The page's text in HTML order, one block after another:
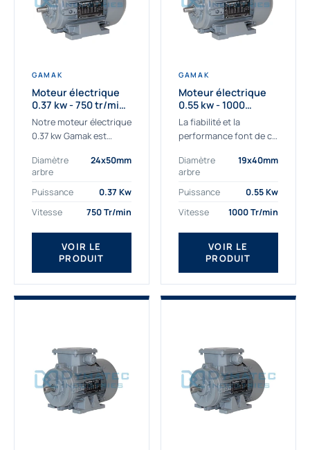
GAMAK
Moteur électrique
0.37 kw - 750 tr/min -
230/400V - IE3
Notre moteur électrique
0.37 kw Gamak est
aux applications
sévères. Nous
déterminons,
fournissons
des moteurs
asynchrones depuis de
nombreuses années....
Diamètre
arbre
24x50mm
Puissance
0.37 Kw
Vitesse
750 Tr/min
VOIR LE
PRODUIT
GAMAK
Moteur électrique
0.55 kw - 1000
Tr/min - 230/400V -
IE2
La fiabilité et la
performance font de ce
0.55kw un
indispensable de votre
production. Ce moteur
être alimenté...
Diamètre
arbre
19x40mm
Puissance
0.55 Kw
Vitesse
1000 Tr/min
VOIR LE
PRODUIT